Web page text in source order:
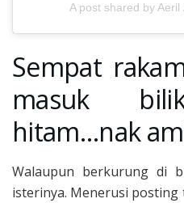
A post shared by
Sempat
masuk
hitam…nak
Walaupun berkurung di
isterinya. Menerusi